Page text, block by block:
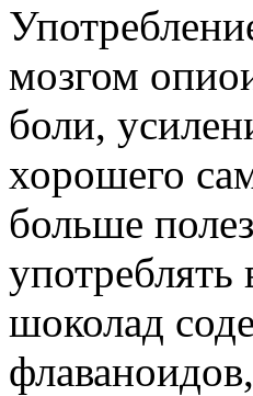
мозгом
боли,
хорошего
больше
шоколад